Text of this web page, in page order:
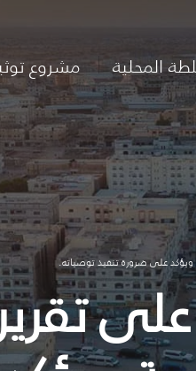
المحلية مشروع
على ضرورة تنفيذ توصياته.